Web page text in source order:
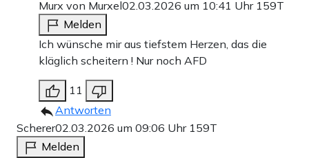
Murx von Murxel02.03.2026 um 10:41 Uhr 159T
Melden
Ich wünsche mir aus tiefstem Herzen, das die
kläglich scheitern ! Nur noch AFD
11
Antworten
Scherer02.03.2026 um 09:06 Uhr 159T
Melden